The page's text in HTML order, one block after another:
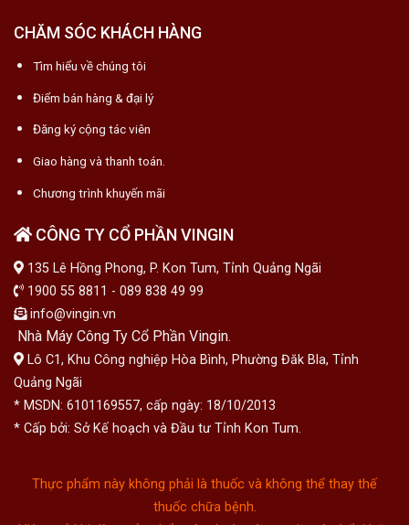
CHĂM SÓC KHÁCH HÀNG
Tìm hiểu về chúng tôi
Điểm bán hàng & đại lý
Đăng ký cộng tác viên
Giao hàng và thanh toán.
Chương trình khuyến mãi
CÔNG TY CỔ PHẦN VINGIN
135 Lê Hồng Phong, P. Kon Tum, Tỉnh Quảng Ngãi
1900 55 8811 - 089 838 49 99
info@vingin.vn
Nhà Máy Công Ty Cổ Phần Vingin.
Lô C1, Khu Công nghiệp Hòa Bình, Phường Đăk Bla, Tỉnh
Quảng Ngãi
* MSDN: 6101169557, cấp ngày: 18/10/2013
* Cấp bởi: Sở Kế hoạch và Đầu tư Tỉnh Kon Tum.
Thực phẩm này không phải là thuốc và không thể thay thế
thuốc chữa bệnh.